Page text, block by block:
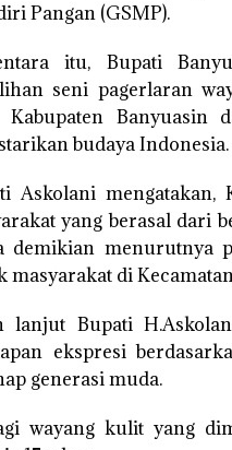
Pangan (GSMP).
itu, Bupati
seni pagerlaran
Kabupaten Banyuasin
budaya Indonesia.
Askolani mengatakan,
yang berasal dari
demikian menurutnya
masyarakat di
lanjut Bupati
ekspresi
generasi muda.
wayang kulit yang